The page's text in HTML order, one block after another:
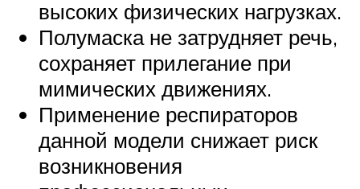
высоких физических нагрузках.
Полумаска не затрудняет речь,
сохраняет прилегание при
мимических движениях.
Применение респираторов
данной модели снижает риск
возникновения